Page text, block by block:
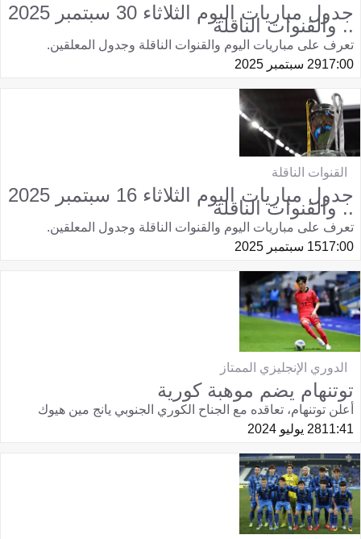
جدول مباريات اليوم الثلاثاء 30 سبتمبر 2025
.. والقنوات الناقلة
تعرف على مباريات اليوم والقنوات الناقلة وجدول المعلقين.
17:0029 سبتمبر 2025
القنوات الناقلة
جدول مباريات اليوم الثلاثاء 16 سبتمبر 2025
.. والقنوات الناقلة
تعرف على مباريات اليوم والقنوات الناقلة وجدول المعلقين.
17:0015 سبتمبر 2025
الدوري الإنجليزي الممتاز
توتنهام يضم موهبة كورية
أعلن توتنهام، تعاقده مع الجناح الكوري الجنوبي يانج مين هيوك
11:4128 يوليو 2024